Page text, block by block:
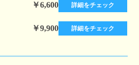
￥6,600 詳細をチェック
￥9,900 詳細をチェック